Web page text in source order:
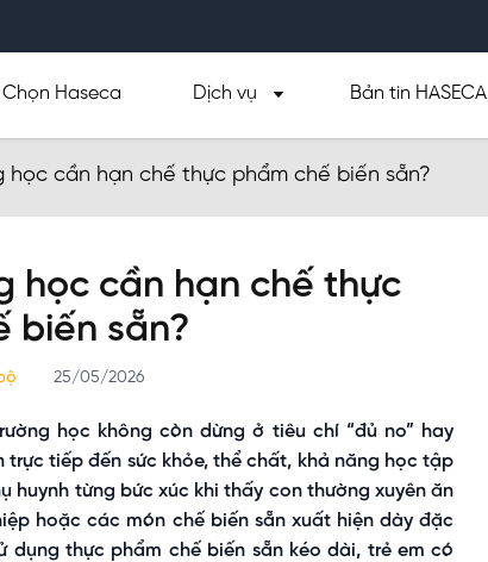
Chọn Haseca Dịch vụ Bản tin HASECA
học cần hạn chế thực phẩm chế biến sẵn?
học cần hạn chế thực
biến sẵn?
25/05/2026
học không còn dừng ở tiêu chí “đủ no” hay
tiếp đến sức khỏe, thể chất, khả năng học tập
huynh từng bức xúc khi thấy con thường xuyên ăn
hoặc các món chế biến sẵn xuất hiện dày đặc
dụng thực phẩm chế biến sẵn kéo dài, trẻ em có